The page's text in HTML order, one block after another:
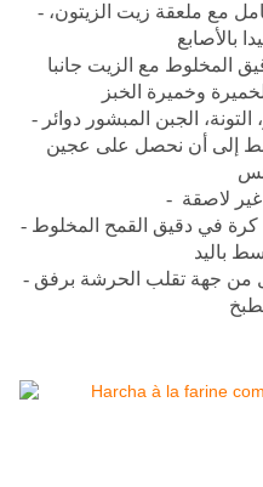
- في زبدية يخلط دقيق القمح الكامل مع ملعقة زيت الزيتون،
- نضيف البصل، البقدونس، الزعتر، التونة، الجبن المبشور دوائر
إلى أن نحصل على عجين
- نشكل كرات من العجين، نمرر كل كرة في دقيق القمح المخلوط
- تخبز الحرشة لمدة 3 دقائق من كل من جهة تقلب الحرشة برفق